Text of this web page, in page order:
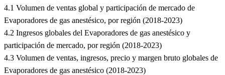
4.1 Volumen de ventas global y participación de mercado de
Evaporadores de gas anestésico, por región (2018-2023)
4.2 Ingresos globales del Evaporadores de gas anestésico y
participación de mercado, por región (2018-2023)
4.3 Volumen de ventas, ingresos, precio y margen bruto globales de
Evaporadores de gas anestésico (2018-2023)